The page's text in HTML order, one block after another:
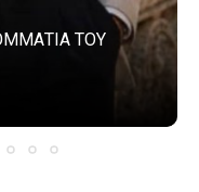
ΤΟΥ